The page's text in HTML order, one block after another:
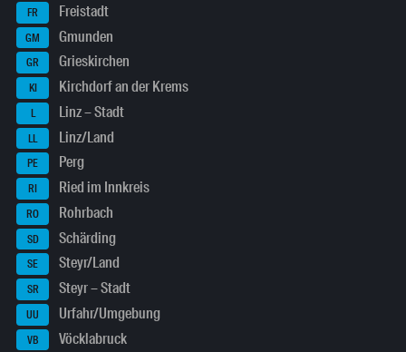
FR Freistadt
GM Gmunden
GR Grieskirchen
KI Kirchdorf an der Krems
L Linz – Stadt
LL Linz/Land
PE Perg
RI Ried im Innkreis
RO Rohrbach
SD Schärding
SE Steyr/Land
SR Steyr – Stadt
UU Urfahr/Umgebung
VB Vöcklabruck